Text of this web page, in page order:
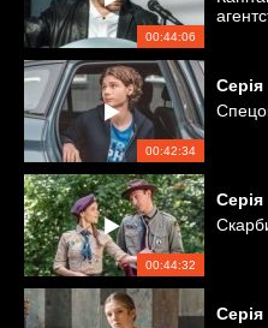
00:44:06
00:42:34
Серія
00:44:32
Серія
Серія